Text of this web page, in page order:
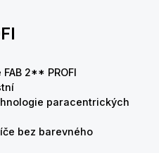
2** PROFI
paracentrických
bez barevného